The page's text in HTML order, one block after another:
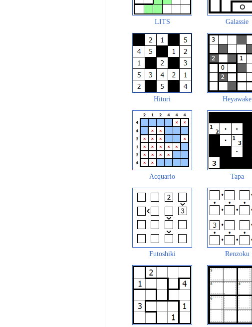
LITS Galassie
Hitori Heyawake
Acquario Tapa
Futoshiki Renzoku